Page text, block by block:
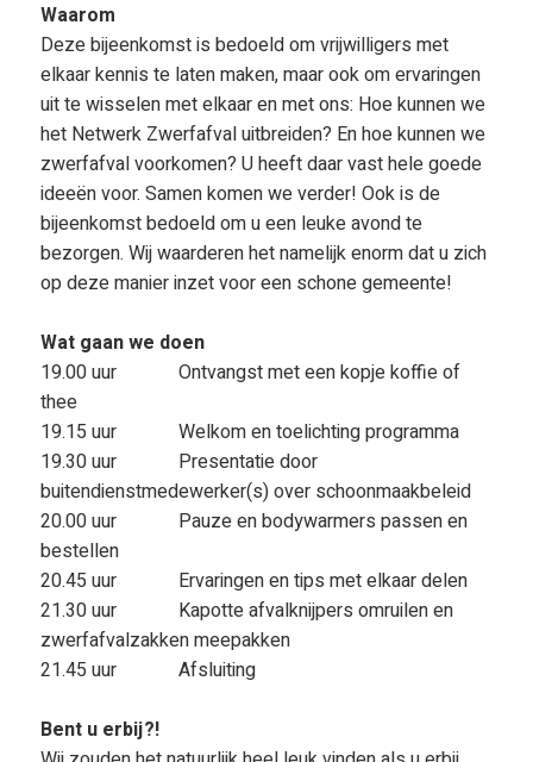
Waarom
Deze bijeenkomst is bedoeld om vrijwilligers met
elkaar kennis te laten maken, maar ook om ervaringen
uit te wisselen met elkaar en met ons: Hoe kunnen we
het Netwerk Zwerfafval uitbreiden? En hoe kunnen we
zwerfafval voorkomen? U heeft daar vast hele goede
ideeën voor. Samen komen we verder! Ook is de
bijeenkomst bedoeld om u een leuke avond te
bezorgen. Wij waarderen het namelijk enorm dat u zich
op deze manier inzet voor een schone gemeente!
Wat gaan we doen
19.00 uur Ontvangst met een kopje koffie of
thee
19.15 uur Welkom en toelichting programma
19.30 uur Presentatie door
buitendienstmedewerker(s) over schoonmaakbeleid
20.00 uur Pauze en bodywarmers passen en
bestellen
20.45 uur Ervaringen en tips met elkaar delen
21.30 uur Kapotte afvalknijpers omruilen en
zwerfafvalzakken meepakken
21.45 uur Afsluiting
Bent u erbij?!